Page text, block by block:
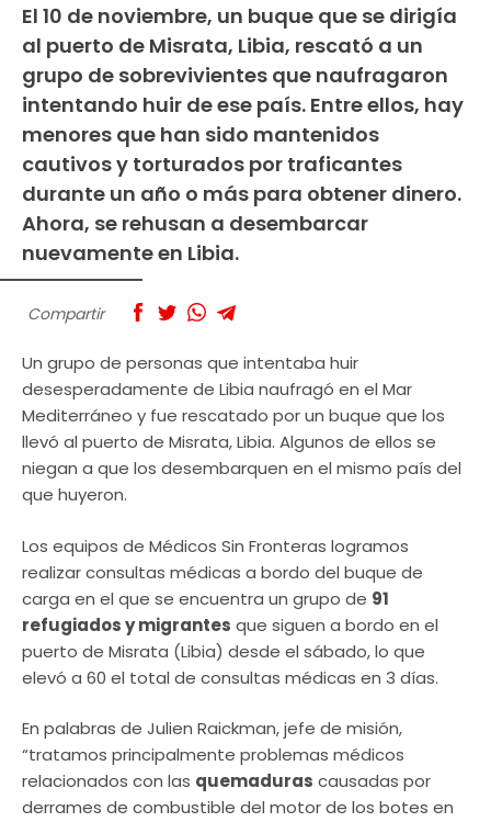
El 10 de noviembre, un buque que se dirigía
al puerto de Misrata, Libia, rescató a un
grupo de sobrevivientes que naufragaron
intentando huir de ese país. Entre ellos, hay
menores que han sido mantenidos
cautivos y torturados por traficantes
durante un año o más para obtener dinero.
Ahora, se rehusan a desembarcar
nuevamente en Libia.
Compartir
Un grupo de personas que intentaba huir
desesperadamente de Libia naufragó en el Mar
Mediterráneo y fue rescatado por un buque que los
llevó al puerto de Misrata, Libia. Algunos de ellos se
niegan a que los desembarquen en el mismo país del
que huyeron.
Los equipos de Médicos Sin Fronteras logramos
realizar consultas médicas a bordo del buque de
carga en el que se encuentra un grupo de 91
refugiados y migrantes que siguen a bordo en el
puerto de Misrata (Libia) desde el sábado, lo que
elevó a 60 el total de consultas médicas en 3 días.
En palabras de Julien Raickman, jefe de misión,
“tratamos principalmente problemas médicos
relacionados con las quemaduras causadas por
derrames de combustible del motor de los botes en